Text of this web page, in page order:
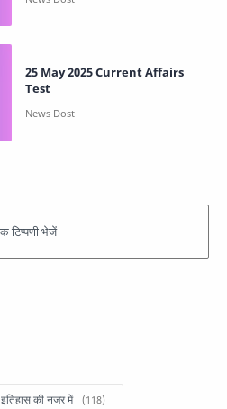
25 May 2025 Current Affairs
Test
इतिहास की नजर में